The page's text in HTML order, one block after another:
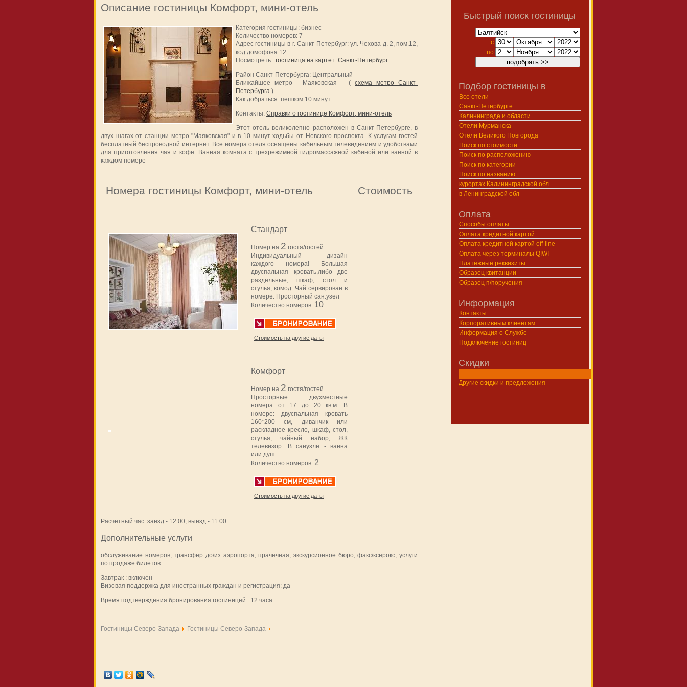
Описание гостиницы Комфорт, мини-отель
Категория гостиницы: бизнес
Количество номеров: 7
Адрес гостиницы в г. Санкт-Петербург: ул. Чехова д. 2, пом.12,
код домофона 12
Посмотреть : гостиница на карте г. Санкт-Петербург
Район Санкт-Петербурга: Центральный
Ближайшее метро - Маяковская (схема метро Санкт-
Петербурга )
Как добраться: пешком 10 минут
Контакты: Справки о гостинице Комфорт, мини-отель
Этот отель великолепно расположен в Санкт-Петербурге, в
двух шагах от станции метро "Маяковская" и в 10 минут ходьбы от Невского проспекта. К услугам гостей
бесплатный беспроводной интернет. Все номера отеля оснащены кабельным телевидением и удобствами
для приготовления чая и кофе. Ванная комната с трехрежимной гидромассажной кабиной или ванной в
каждом номере
Номера гостиницы Комфорт, мини-отель Стоимость
Стандарт
Номер на 2 гостя/гостей
Индивидуальный дизайн
каждого номера! Большая
двуспальная кровать,либо две
раздельные, шкаф, стол и
стулья, комод. Чай сервирован в
номере. Просторный сан.узел
Количество номеров :10
Стоимость на другие даты
Комфорт
Номер на 2 гостя/гостей
Просторные двухместные
номера от 17 до 20 кв.м. В
номере: двуспальная кровать
160*200 см, диванчик или
раскладное кресло, шкаф, стол,
стулья, чайный набор, ЖК
телевизор. В санузле - ванна
или душ
Количество номеров :2
Стоимость на другие даты
Расчетный час: заезд - 12:00, выезд - 11:00
Дополнительные услуги
обслуживание номеров, трансфер до/из аэропорта, прачечная, экскурсионное бюро, факс/ксерокс, услуги
по продаже билетов
Завтрак : включен
Визовая поддержка для иностранных граждан и регистрация: да
Время подтверждения бронирования гостиницей : 12 часа
Гостиницы Северо-Запада Гостиницы Северо-Запада
Быстрый поиск гостиницы
с
по
Подбор гостиницы в
Все отели
Санкт-Петербурге
Калининграде и области
Отели Мурманска
Отели Великого Новгорода
Поиск по стоимости
Поиск по расположению
Поиск по категории
Поиск по названию
курортах Калининградской обл.
в Ленинградской обл
Оплата
Способы оплаты
Оплата кредитной картой
Оплата кредитной картой off-line
Оплата через терминалы QIWI
Платежные реквизиты
Образец квитанции
Образец п/поручения
Информация
Контакты
Корпоративным клиентам
Информация о Службе
Подключение гостиниц
Скидки
Другие скидки и предложения